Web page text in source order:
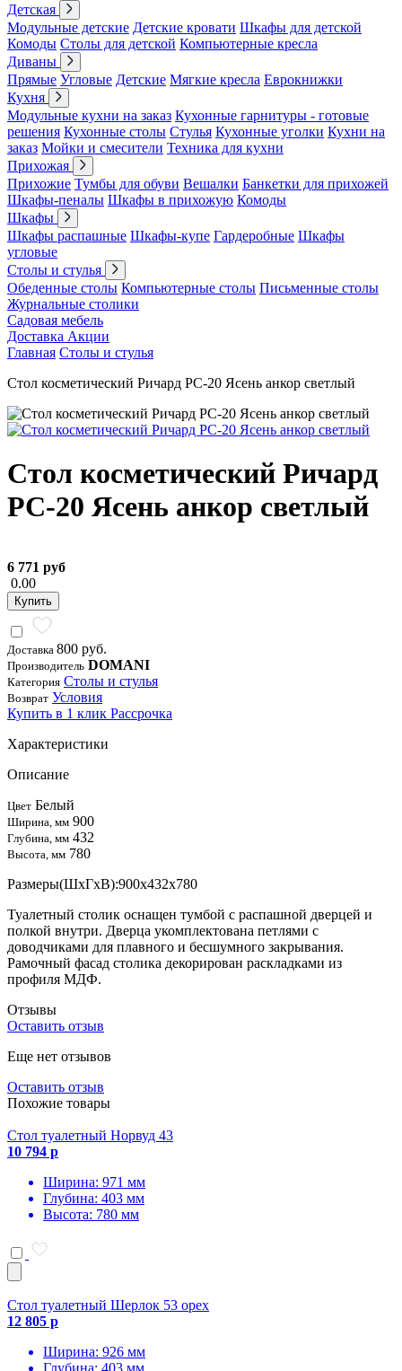
Детская
Модульные детские Детские кровати Шкафы для детской
Комоды Столы для детской Компьютерные кресла
Диваны
Прямые Угловые Детские Мягкие кресла Еврокнижки
Кухня
Модульные кухни на заказ Кухонные гарнитуры - готовые
решения Кухонные столы Стулья Кухонные уголки Кухни на
заказ Мойки и смесители Техника для кухни
Прихожая
Прихожие Тумбы для обуви Вешалки Банкетки для прихожей
Шкафы-пеналы Шкафы в прихожую Комоды
Шкафы
Шкафы распашные Шкафы-купе Гардеробные Шкафы
угловые
Столы и стулья
Обеденные столы Компьютерные столы Письменные столы
Журнальные столики
Садовая мебель
Доставка Акции
Главная Столы и стулья
Стол косметический Ричард РС-20 Ясень анкор светлый
Стол косметический Ричард
РС-20 Ясень анкор светлый
6 771 руб
0.00
Купить
Доставка 800 руб.
Производитель DOMANI
Категория Столы и стулья
Возврат Условия
Купить в 1 клик Рассрочка
Характеристики
Описание
Цвет Белый
Ширина, мм 900
Глубина, мм 432
Высота, мм 780
Размеры(ШхГхВ):900х432х780
Туалетный столик оснащен тумбой с распашной дверцей и
полкой внутри. Дверца укомплектована петлями с
доводчиками для плавного и бесшумного закрывания.
Рамочный фасад столика декорирован раскладками из
профиля МДФ.
Отзывы
Оставить отзыв
Еще нет отзывов
Оставить отзыв
Похожие товары
Стол туалетный Норвуд 43
10 794 р
Ширина: 971 мм
Глубина: 403 мм
Высота: 780 мм
Стол туалетный Шерлок 53 орех
12 805 р
Ширина: 926 мм
Глубина: 403 мм